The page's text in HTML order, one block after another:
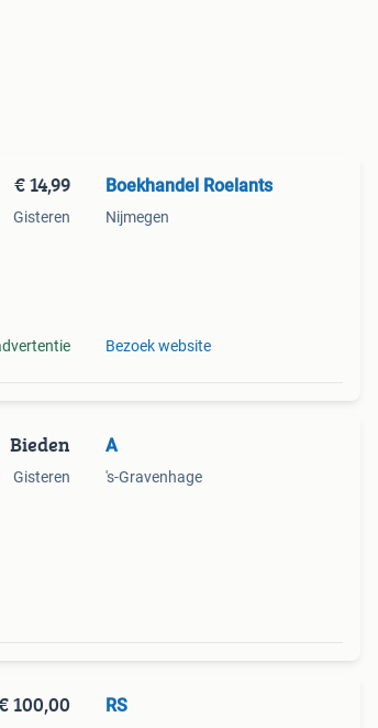
€ 14,99
Gisteren
Boekhandel Roelants
Nijmegen
Bezoek website
Bieden
Gisteren
A
's-Gravenhage
100,00 RS